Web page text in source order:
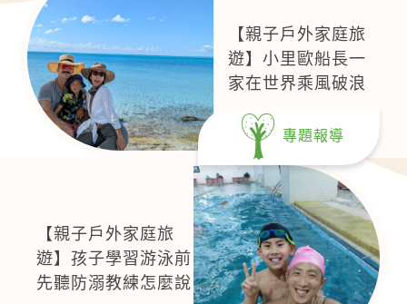
【親子戶外家庭旅
遊】小里歐船長一
家在世界乘風破浪
專題報導
【親子戶外家庭旅
遊】孩子學習游泳前
先聽防溺教練怎麼說